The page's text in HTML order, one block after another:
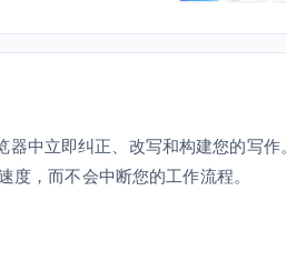
中立即纠正、改写和构建您的写
度，而不会中断您的工作流程。